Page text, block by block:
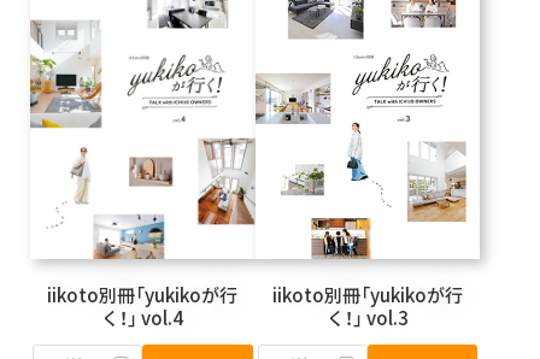
iikoto別冊「yukikoが行
く！」 vol.4
iikoto別冊「yukikoが行
く！」 vol.3